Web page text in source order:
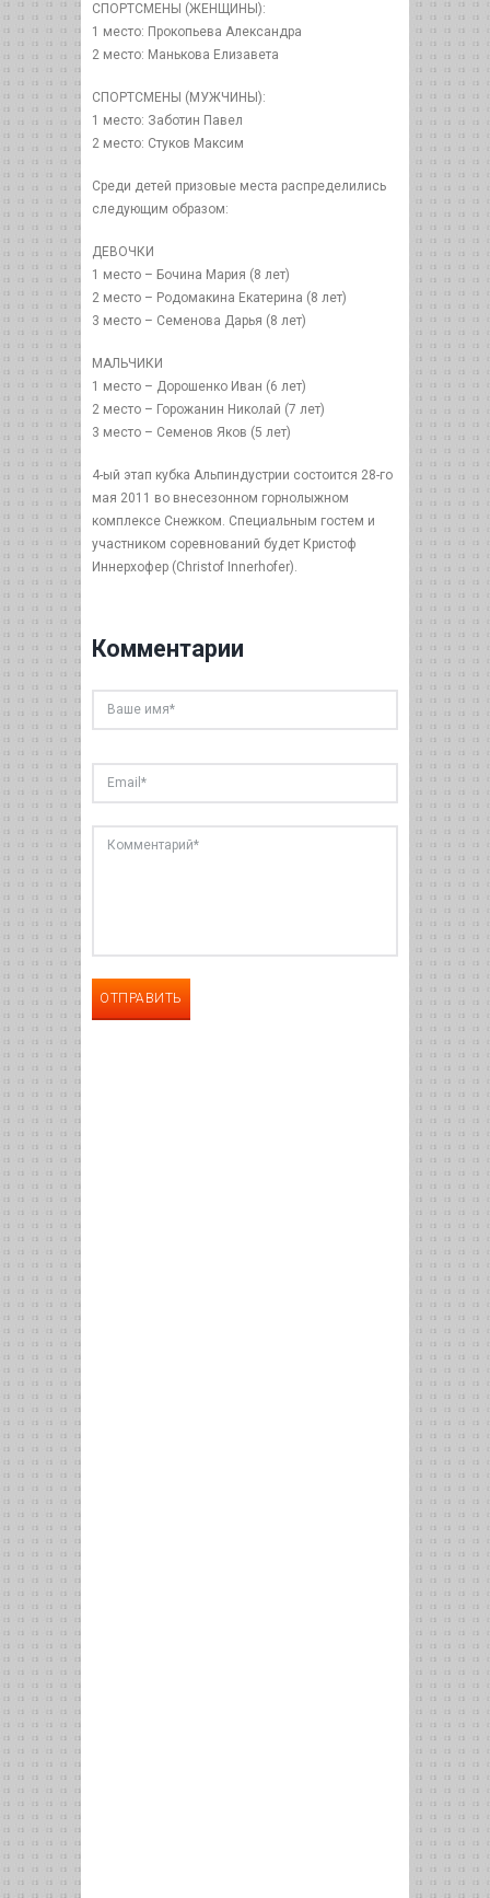
СПОРТСМЕНЫ (ЖЕНЩИНЫ):
1 место: Прокопьева Александра
2 место: Манькова Елизавета
СПОРТСМЕНЫ (МУЖЧИНЫ):
1 место: Заботин Павел
2 место: Стуков Максим
Среди детей призовые места распределились
следующим образом:
ДЕВОЧКИ
1 место – Бочина Мария (8 лет)
2 место – Родомакина Екатерина (8 лет)
3 место – Семенова Дарья (8 лет)
МАЛЬЧИКИ
1 место – Дорошенко Иван (6 лет)
2 место – Горожанин Николай (7 лет)
3 место – Семенов Яков (5 лет)
4-ый этап кубка Альпиндустрии состоится 28-го
мая 2011 во внесезонном горнолыжном
комплексе Снежком. Специальным гостем и
участником соревнований будет Кристоф
Иннерхофер (Christof Innerhofer).
Комментарии